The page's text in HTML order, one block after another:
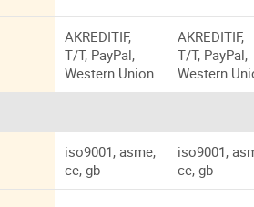
AKREDITIF,
T/T, PayPal,
Western Union
AKREDITIF,
T/T, PayPal,
Western
iso9001, asme,
ce, gb
iso9001,
ce, gb